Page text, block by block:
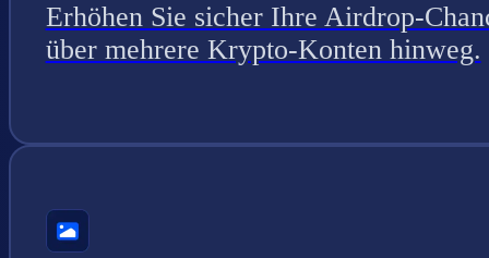
Erhöhen Sie sicher Ihre Airdrop-
über mehrere Krypto-Konten hinweg.